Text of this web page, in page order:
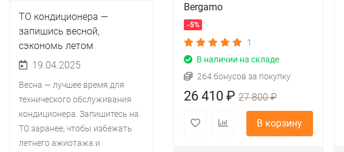
ТО кондиционера —
запишись весной,
сэкономь летом
19.04.2025
Весна — лучшее время для
технического обслуживания
кондиционера. Запишитесь на
ТО заранее, чтобы избежать
летнего ажиотажа и
Bergamo
-5%
1
В наличии на складе
264 бонусов за покупку
26 410 ₽27 800 ₽
В корзину